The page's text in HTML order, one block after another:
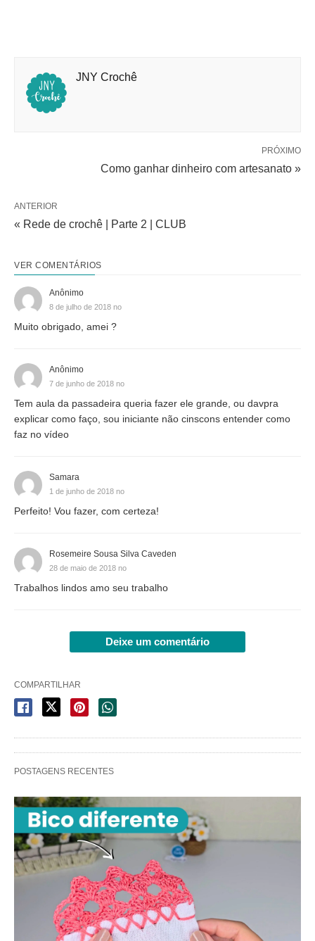
JNY Crochê
PRÓXIMO
Como ganhar dinheiro com artesanato »
ANTERIOR
« Rede de crochê | Parte 2 | CLUB
VER COMENTÁRIOS
Anônimo
8 de julho de 2018 no
Muito obrigado, amei ?
Anônimo
7 de junho de 2018 no
Tem aula da passadeira queria fazer ele grande, ou davpra
explicar como faço, sou iniciante não cinscons entender como
faz no vídeo
Samara
1 de junho de 2018 no
Perfeito! Vou fazer, com certeza!
Rosemeire Sousa Silva Caveden
28 de maio de 2018 no
Trabalhos lindos amo seu trabalho
Deixe um comentário
COMPARTILHAR
POSTAGENS RECENTES